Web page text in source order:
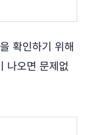
확인하기 위해
나오면 문제없